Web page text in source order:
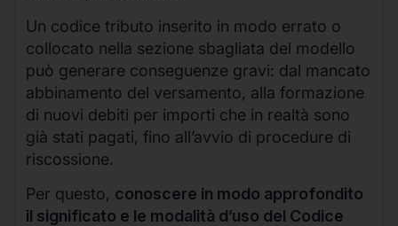
Un codice tributo inserito in modo errato o
collocato nella sezione sbagliata del modello
può generare conseguenze gravi: dal mancato
abbinamento del versamento, alla formazione
di nuovi debiti per importi che in realtà sono
già stati pagati, fino all’avvio di procedure di
riscossione.
Per questo, conoscere in modo approfondito
il significato e le modalità d’uso del Codice